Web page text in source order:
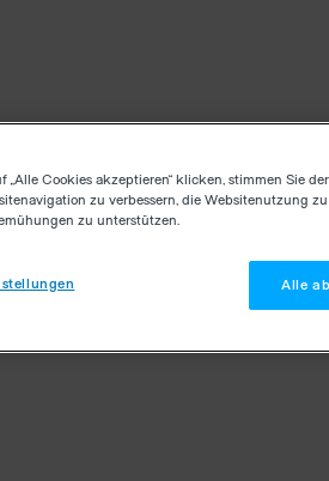
„Alle Cookies akzeptieren“ klicken, stimmen Sie
zu verbessern, die Websitenutzung
zu unterstützen.
Alle